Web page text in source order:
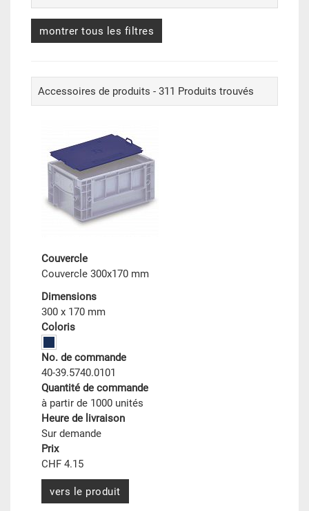
montrer tous les filtres
Accessoires de produits - 311 Produits trouvés
Couvercle
Couvercle 300x170 mm
Dimensions
300 x 170 mm
Coloris
No. de commande
40-39.5740.0101
Quantité de commande
à partir de 1000 unités
Heure de livraison
Sur demande
Prix
CHF 4.15
vers le produit